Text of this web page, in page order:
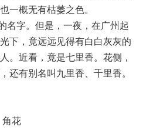
一概无有枯萎之色。
字。但是，一夜，在广州起
下，竟远远见得有白白灰灰的
。近看，竟是七里香。花侧，
还有别名叫九里香、千里香。
角花